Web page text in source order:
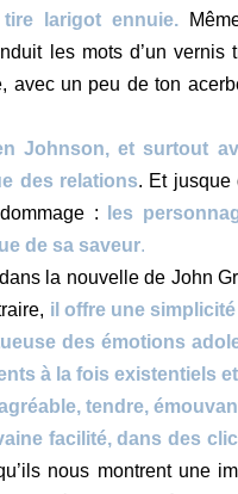
tire larigot ennuie.
les mots d’un vernis
avec un peu de ton
Johnson, et surtout
des relations. Et jusque
:
les
de sa saveur.
la nouvelle de John
il offre une
des émotions
à la fois existentiels
tendre,
facilité, dans des
nous montrent une